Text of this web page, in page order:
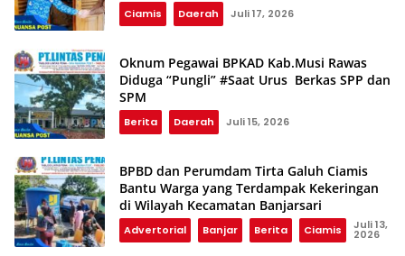
Ciamis Daerah Juli 17, 2026
Oknum Pegawai BPKAD Kab.Musi Rawas
Diduga “Pungli” #Saat Urus Berkas SPP dan
SPM
Berita Daerah Juli 15, 2026
BPBD dan Perumdam Tirta Galuh Ciamis
Bantu Warga yang Terdampak Kekeringan
di Wilayah Kecamatan Banjarsari
Advertorial Banjar Berita Ciamis Juli 13,
2026